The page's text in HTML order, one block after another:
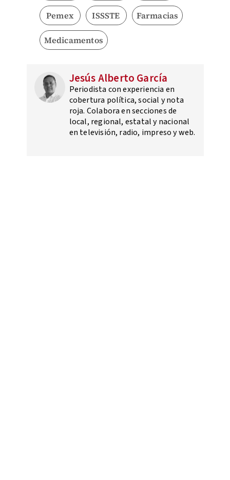
Pemex ISSSTE Farmacias
Medicamentos
Jesús Alberto García
Periodista con experiencia en
cobertura política, social y nota
roja. Colabora en secciones de
local, regional, estatal y nacional
en televisión, radio, impreso y web.